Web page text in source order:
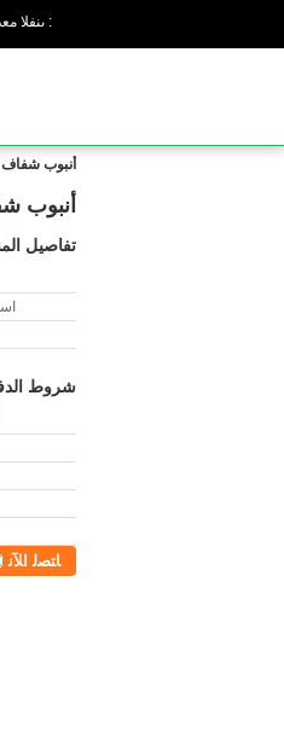
المبيعات
أنبوب
أنبوب
تفاصيل
شروط
ﺎﺘﺼﻟ ﺍﻶﻧ